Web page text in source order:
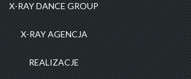
X-RAY DANCE GROUP
X-RAY AGENCJA
REALIZACJE